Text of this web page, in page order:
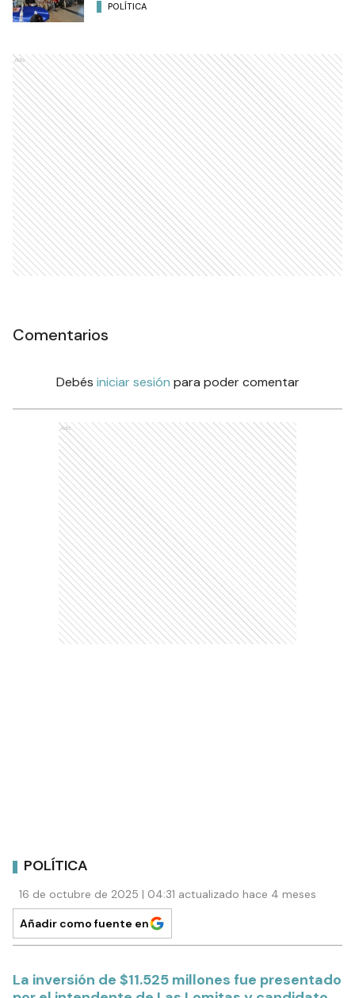
POLÍTICA
Ads
Comentarios
Debés iniciar sesión para poder comentar
Ads
POLÍTICA
16 de octubre de 2025 | 04:31 actualizado hace 4 meses
Añadir como fuente en
La inversión de $11.525 millones fue presentado